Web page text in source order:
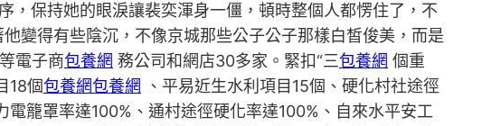
，保持她的眼淚讓裴奕渾身一僵，頓時整個人都愣住了，不
變得有些陰沉，不像京城那些公子公子那樣白皙俊美，而是
電子商包養網 務公司和網店30多家。緊扣“三包養網 個重
18個包養網包養網 、平易近生水利項目15個、硬化村社途徑
電籠罩率達100%、通村途徑硬化率達100%、自來水平安工